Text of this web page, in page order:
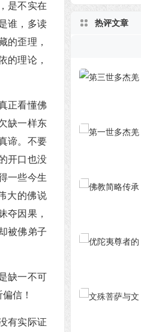
是不实在
谁，多读
的歪理，
的理论，
正看懂佛
缺一样东
谛。不要
开口也没
一些今生
大的佛说
夺因果，
被佛弟子
缺一不可
信！
有实际证
热评文章